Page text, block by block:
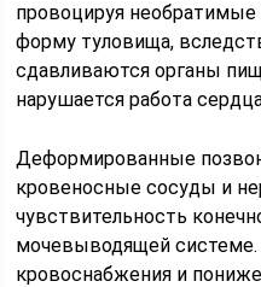
провоцируя
форму туловища,
сдавливаются органы
нарушается работа
Деформированные
кровеносные сосуды и
чувствительность
мочевыводящей системе.
кровоснабжения и